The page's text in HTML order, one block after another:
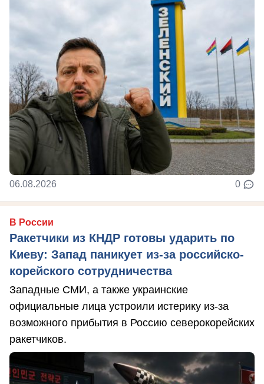
06.08.2026 0
В России
Ракетчики из КНДР готовы ударить по
Киеву: Запад паникует из-за российско-
корейского сотрудничества
Западные СМИ, а также украинские
официальные лица устроили истерику из-за
возможного прибытия в Россию северокорейских
ракетчиков.